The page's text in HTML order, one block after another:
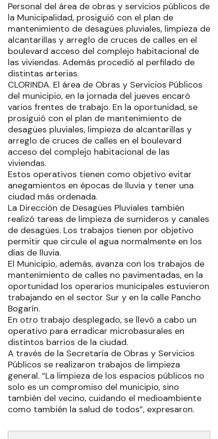
Personal del área de obras y servicios públicos de
la Municipalidad, prosiguió con el plan de
mantenimiento de desagües pluviales, limpieza de
alcantarillas y arreglo de cruces de calles en el
boulevard acceso del complejo habitacional de
las viviendas. Además procedió al perfilado de
distintas arterias.
CLORINDA. El área de Obras y Servicios Públicos
del municipio, en la jornada del jueves encaró
varios frentes de trabajo. En la oportunidad, se
prosiguió con el plan de mantenimiento de
desagües pluviales, limpieza de alcantarillas y
arreglo de cruces de calles en el boulevard
acceso del complejo habitacional de las
viviendas.
Estos operativos tienen como objetivo evitar
anegamientos en épocas de lluvia y tener una
ciudad más ordenada.
La Dirección de Desagües Pluviales también
realizó tareas de limpieza de sumideros y canales
de desagües. Los trabajos tienen por objetivo
permitir que circule el agua normalmente en los
días de lluvia.
El Municipio, además, avanza con los trabajos de
mantenimiento de calles no pavimentadas, en la
oportunidad los operarios municipales estuvieron
trabajando en el sector Sur y en la calle Pancho
Bogarín.
En otro trabajo desplegado, se llevó a cabo un
operativo para erradicar microbasurales en
distintos barrios de la ciudad.
A través de la Secretaría de Obras y Servicios
Públicos se realizaron trabajos de limpieza
general. “La limpieza de los espacios públicos no
solo es un compromiso del municipio, sino
también del vecino, cuidando el medioambiente
como también la salud de todos”, expresaron.